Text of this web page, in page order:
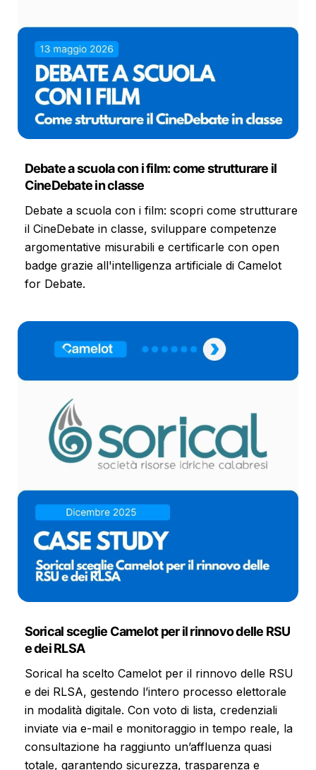
Debate a scuola con i film: come strutturare il
CineDebate in classe
Debate a scuola con i film: scopri come strutturare
il CineDebate in classe, sviluppare competenze
argomentative misurabili e certificarle con open
badge grazie all'intelligenza artificiale di Camelot
for Debate.
Sorical sceglie Camelot per il rinnovo delle RSU
e dei RLSA
Sorical ha scelto Camelot per il rinnovo delle RSU
e dei RLSA, gestendo l’intero processo elettorale
in modalità digitale. Con voto di lista, credenziali
inviate via e-mail e monitoraggio in tempo reale, la
consultazione ha raggiunto un’affluenza quasi
totale, garantendo sicurezza, trasparenza e